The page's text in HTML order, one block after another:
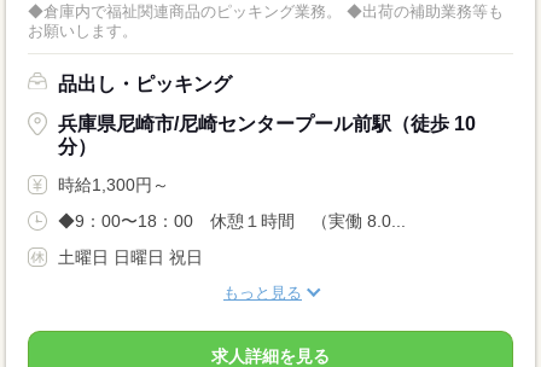
◆倉庫内で福祉関連商品のピッキング業務。 ◆出荷の補助業務等も
お願いします。
品出し・ピッキング
兵庫県尼崎市/尼崎センタープール前駅（徒歩 10
分）
時給1,300円～
◆9：00〜18：00 休憩１時間 （実働 8.0...
土曜日 日曜日 祝日
もっと見る
求人詳細を見る